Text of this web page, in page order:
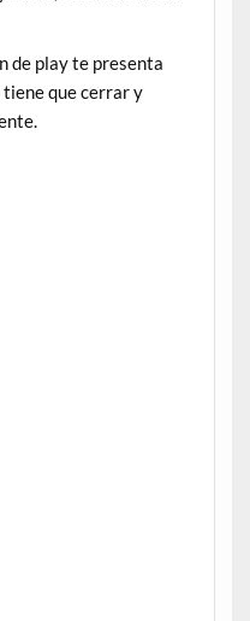
de play te presenta
que cerrar y